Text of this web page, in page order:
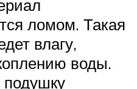
ломом. Такая
влагу,
воды.